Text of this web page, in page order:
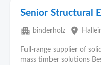
Senior Structural
apartment binderholz place
Full-range supplier of
mass timber solutions